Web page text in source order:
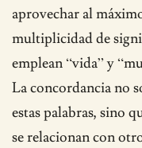
aprovechar al
multiplicidad de
emplean “vida” y
La concordancia no
estas palabras, sino
se relacionan con